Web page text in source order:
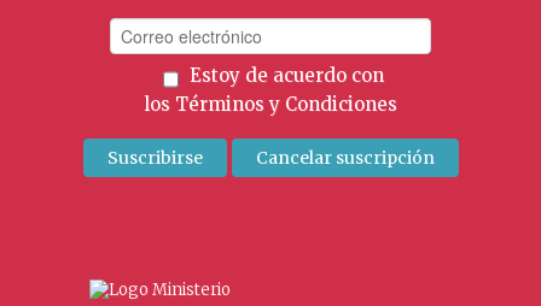
Estoy de acuerdo con
los Términos y Condiciones